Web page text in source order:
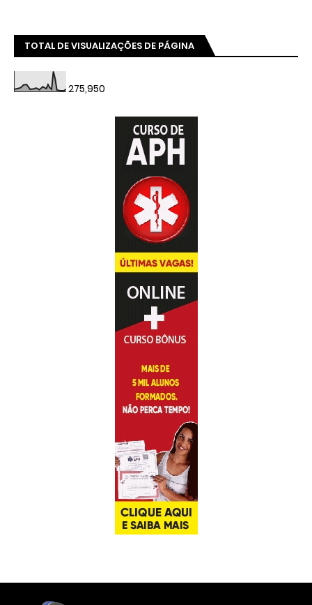
TOTAL DE VISUALIZAÇÕES DE PÁGINA
275,950